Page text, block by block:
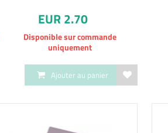
EUR 2.70
Disponible sur commande
uniquement
Ajouter au panier